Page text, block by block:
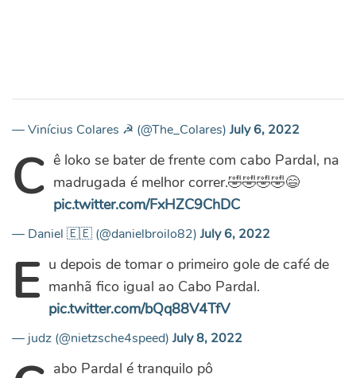
— Vinícius Colares ☭ (@The_Colares) July 6, 2022
Cê loko se bater de frente com cabo Pardal, na
madrugada é melhor correr.🤣🤣🤣🤣😄
pic.twitter.com/FxHZC9ChDC
— Daniel 🇪🇪 (@danielbroilo82) July 6, 2022
E u depois de tomar o primeiro gole de café de
manhã fico igual ao Cabo Pardal.
pic.twitter.com/bQq88V4TfV
— judz (@nietzsche4speed) July 8, 2022
abo Pardal é tranquilo pô